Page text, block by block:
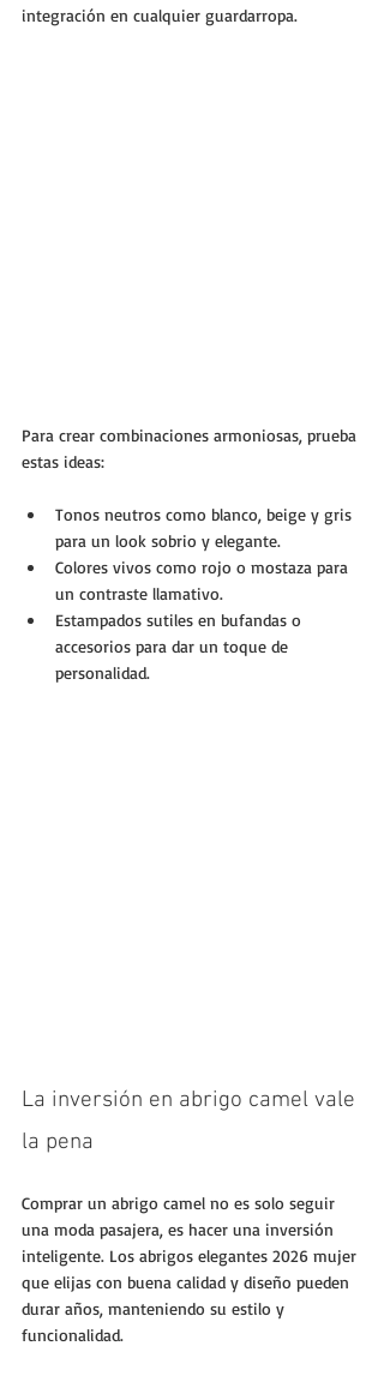
integración en cualquier guardarropa.
Para crear combinaciones armoniosas, prueba
estas ideas:
Tonos neutros como blanco, beige y gris
para un look sobrio y elegante.
Colores vivos como rojo o mostaza para
un contraste llamativo.
Estampados sutiles en bufandas o
accesorios para dar un toque de
personalidad.
La inversión en abrigo camel vale
la pena
Comprar un abrigo camel no es solo seguir
una moda pasajera, es hacer una inversión
inteligente. Los abrigos elegantes 2026 mujer
que elijas con buena calidad y diseño pueden
durar años, manteniendo su estilo y
funcionalidad.